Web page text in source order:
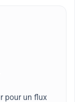
pour un flux